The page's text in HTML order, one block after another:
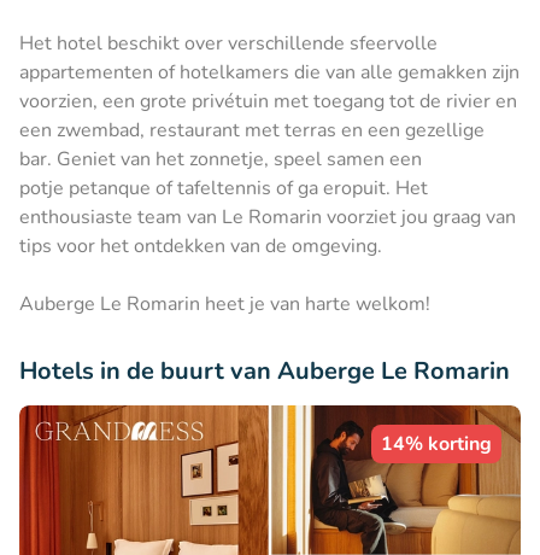
Het hotel beschikt over verschillende sfeervolle
appartementen of hotelkamers die van alle gemakken zijn
voorzien, een grote privétuin met toegang tot de rivier en
een zwembad, restaurant met terras en een gezellige
bar. Geniet van het zonnetje, speel samen een
potje petanque of tafeltennis of ga eropuit. Het
enthousiaste team van Le Romarin voorziet jou graag van
tips voor het ontdekken van de omgeving.
Auberge Le Romarin heet je van harte welkom!
Hotels in de buurt van Auberge Le Romarin
14% korting